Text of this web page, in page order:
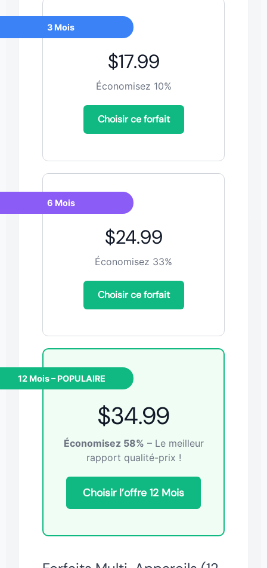
3 Mois
$17.99
Économisez 10%
Choisir ce forfait
6 Mois
$24.99
Économisez 33%
Choisir ce forfait
12 Mois – POPULAIRE
$34.99
Économisez 58% – Le meilleur
rapport qualité-prix !
Choisir l’offre 12 Mois